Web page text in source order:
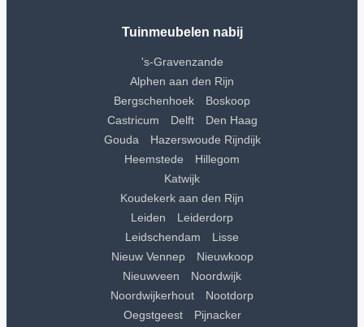
Tuinmeubelen nabij
's-Gravenzande
Alphen aan den Rijn
Bergschenhoek
Boskoop
Castricum
Delft
Den Haag
Gouda
Hazerswoude Rijndijk
Heemstede
Hillegom
Katwijk
Koudekerk aan den Rijn
Leiden
Leiderdorp
Leidschendam
Lisse
Nieuw Vennep
Nieuwkoop
Nieuwveen
Noordwijk
Noordwijkerhout
Nootdorp
Oegstgeest
Pijnacker